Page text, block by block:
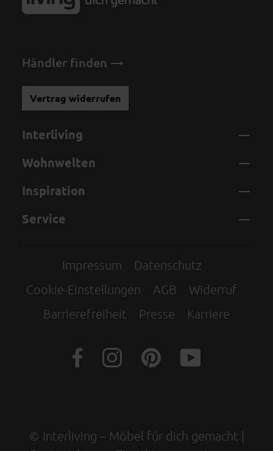
Händler finden
Vertrag widerrufen
Interliving
Wohnwelten
Inspiration
Service
Impressum
Datenschutz
Cookie-Einstellungen
AGB
Widerruf
Barrierefreiheit
Presse Karriere
© Interliving – Möbel für dich gemacht |